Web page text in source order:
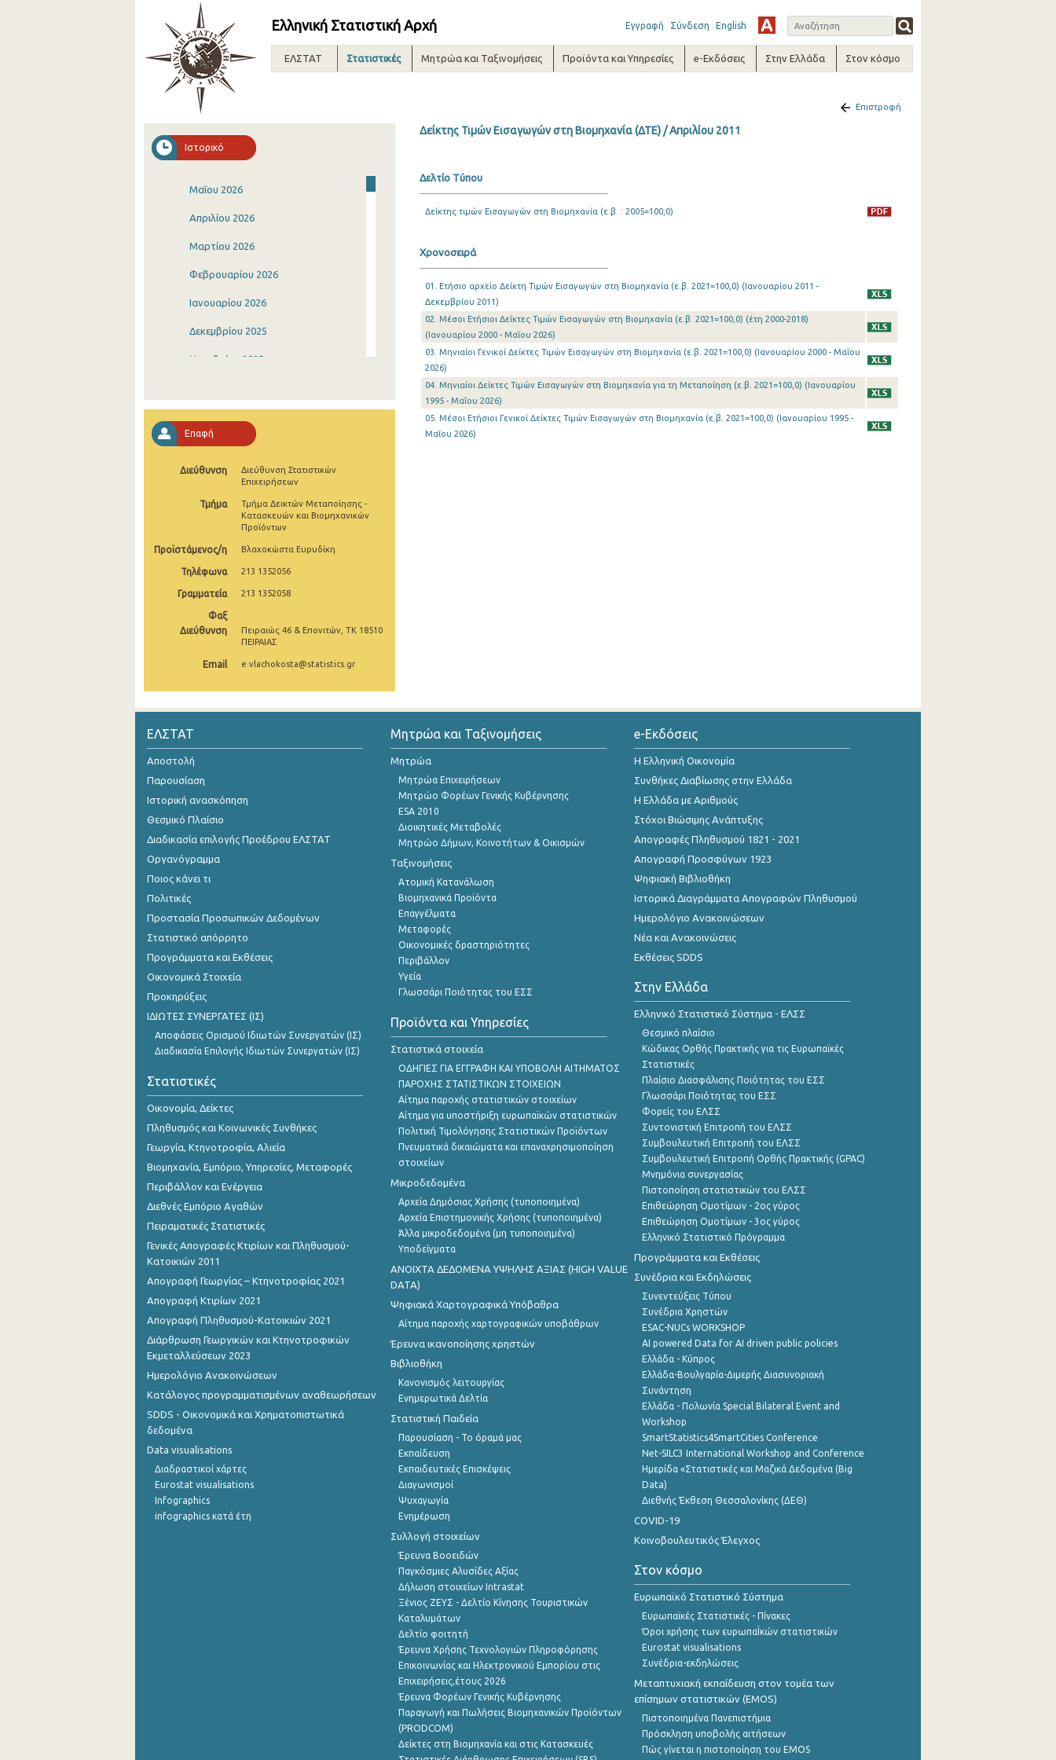
Ελληνική Στατιστική Αρχή Εγγραφή Σύνδεση English
ΕΛΣΤΑΤ Στατιστικές Μητρώα και Ταξινομήσεις Προϊόντα και Υπηρεσίες e-Εκδόσεις Στην Ελλάδα Στον κόσμο
Ιστορικό
Μαΐου 2026
Απριλίου 2026
Μαρτίου 2026
Φεβρουαρίου 2026
Ιανουαρίου 2026
Δεκεμβρίου 2025
Νοεμβρίου 2025
Αυγούστου 2025
Ιουλίου 2025
Ιουνίου 2025
Μαΐου 2025
Απριλίου 2025
Φεβρουαρίου 2025
Ιανουαρίου 2025
Δεκεμβρίου 2024
Οκτωβρίου 2024
Σεπτεμβρίου 2024
Αυγούστου 2024
Ιουνίου 2024
Απριλίου 2024
Μαρτίου 2024
Φεβρουαρίου 2024
Ιανουαρίου 2024
Δεκεμβρίου 2023
Νοεμβρίου 2023
Σεπτεμβρίου 2023
Αυγούστου 2023
Ιουλίου 2023
Μαΐου 2023
Μαρτίου 2023
Ιανουαρίου 2023
Δεκεμβρίου 2022
Νοεμβρίου 2022
Σεπτεμβρίου 2022
Αυγούστου 2022
Ιουλίου 2022
Ιουνίου 2022
Επαφή
Διεύθυνση
Διεύθυνση Στατιστικών
Επιχειρήσεων
Τμήμα
Τμήμα Δεικτών Μεταποίησης -
Κατασκευών και Βιομηχανικών
Προϊόντων
Προϊστάμενος/η Βλαχοκώστα Ευρυδίκη
Τηλέφωνα 213 1352056
Γραμματεία 213 1352058
Φαξ
Διεύθυνση
Πειραιώς 46 & Επονιτών, ΤΚ 18510
ΠΕΙΡΑΙΑΣ
Email e.vlachokosta@statistics.gr
Επιστροφή
Δείκτης Τιμών Εισαγωγών στη Βιομηχανία (ΔΤΕ) / Απριλίου 2011
Δελτίο Τύπου
Δείκτης τιμών Εισαγωγών στη Βιομηχανία (ε.β. : 2005=100,0)
Χρονοσειρά
01. Ετήσιο αρχείο Δείκτη Τιμών Εισαγωγών στη Βιομηχανία (ε.β. 2021=100,0) (Ιανουαρίου 2011 -
Δεκεμβρίου 2011)
02. Μέσοι Ετήσιοι Δείκτες Τιμών Εισαγωγών στη Βιομηχανία (ε.β. 2021=100,0) (έτη 2000-2018)
(Ιανουαρίου 2000 - Μαΐου 2026)
03. Μηνιαίοι Γενικοί Δείκτες Τιμών Εισαγωγών στη Βιομηχανία (ε.β. 2021=100,0) (Ιανουαρίου 2000 - Μαΐου
2026)
04. Μηνιαίοι Δείκτες Τιμών Εισαγωγών στη Βιομηχανία για τη Μεταποίηση (ε.β. 2021=100,0) (Ιανουαρίου
1995 - Μαΐου 2026)
05. Μέσοι Ετήσιοι Γενικοί Δείκτες Τιμών Εισαγωγών στη Βιομηχανία (ε.β. 2021=100,0) (Ιανουαρίου 1995 -
Μαΐου 2026)
ΕΛΣΤΑΤ
Αποστολή
Παρουσίαση
Ιστορική ανασκόπηση
Θεσμικό Πλαίσιο
Διαδικασία επιλογής Προέδρου ΕΛΣΤΑΤ
Οργανόγραμμα
Ποιος κάνει τι
Πολιτικές
Προστασία Προσωπικών Δεδομένων
Στατιστικό απόρρητο
Προγράμματα και Εκθέσεις
Οικονομικά Στοιχεία
Προκηρύξεις
ΙΔΙΩΤΕΣ ΣΥΝΕΡΓΑΤΕΣ (ΙΣ)
Αποφάσεις Ορισμού Ιδιωτών Συνεργατών (ΙΣ)
Διαδικασία Επιλογής Ιδιωτών Συνεργατών (ΙΣ)
Στατιστικές
Οικονομία, Δείκτες
Πληθυσμός και Κοινωνικές Συνθήκες
Γεωργία, Κτηνοτροφία, Αλιεία
Βιομηχανία, Εμπόριο, Υπηρεσίες, Μεταφορές
Περιβάλλον και Ενέργεια
Διεθνές Εμπόριο Αγαθών
Πειραματικές Στατιστικές
Γενικές Απογραφές Κτιρίων και Πληθυσμού-
Κατοικιών 2011
Απογραφή Γεωργίας – Κτηνοτροφίας 2021
Απογραφή Κτιρίων 2021
Απογραφή Πληθυσμού-Κατοικιών 2021
Διάρθρωση Γεωργικών και Κτηνοτροφικών
Εκμεταλλεύσεων 2023
Ημερολόγιο Ανακοινώσεων
Κατάλογος προγραμματισμένων αναθεωρήσεων
SDDS - Οικονομικά και Χρηματοπιστωτικά
δεδομένα
Data visualisations
Διαδραστικοί χάρτες
Eurostat visualisations
Infographics
infographics κατά έτη
Μητρώα και Ταξινομήσεις
Μητρώα
Μητρώα Επιχειρήσεων
Μητρώο Φορέων Γενικής Κυβέρνησης
ESA 2010
Διοικητικές Μεταβολές
Μητρώο Δήμων, Κοινοτήτων & Οικισμών
Ταξινομήσεις
Ατομική Κατανάλωση
Βιομηχανικά Προϊόντα
Επαγγέλματα
Μεταφορές
Οικονομικές δραστηριότητες
Περιβάλλον
Υγεία
Γλωσσάρι Ποιότητας του ΕΣΣ
Προϊόντα και Υπηρεσίες
Στατιστικά στοιχεία
ΟΔΗΓΙΕΣ ΓΙΑ ΕΓΓΡΑΦΗ ΚΑΙ ΥΠΟΒΟΛΗ ΑΙΤΗΜΑΤΟΣ
ΠΑΡΟΧΗΣ ΣΤΑΤΙΣΤΙΚΩΝ ΣΤΟΙΧΕΙΩΝ
Αίτημα παροχής στατιστικών στοιχείων
Αίτημα για υποστήριξη ευρωπαϊκών στατιστικών
Πολιτική Τιμολόγησης Στατιστικών Προϊόντων
Πνευματικά δικαιώματα και επαναχρησιμοποίηση
στοιχείων
Μικροδεδομένα
Αρχεία Δημόσιας Χρήσης (τυποποιημένα)
Αρχεία Επιστημονικής Χρήσης (τυποποιημένα)
Άλλα μικροδεδομένα (μη τυποποιημένα)
Υποδείγματα
ANOIXTA ΔΕΔΟΜΕΝΑ ΥΨΗΛΗΣ ΑΞΙΑΣ (HIGH VALUE
DATA)
Ψηφιακά Χαρτογραφικά Υπόβαθρα
Αίτημα παροχής χαρτογραφικών υποβάθρων
Έρευνα ικανοποίησης χρηστών
Βιβλιοθήκη
Κανονισμός λειτουργίας
Ενημερωτικά Δελτία
Στατιστική Παιδεία
Παρουσίαση - Το όραμά μας
Εκπαίδευση
Εκπαιδευτικές Επισκέψεις
Διαγωνισμοί
Ψυχαγωγία
Ενημέρωση
Συλλογή στοιχείων
Έρευνα Βοοειδών
Παγκόσμιες Αλυσίδες Αξίας
Δήλωση στοιχείων Intrastat
Ξένιος ΖΕΥΣ - Δελτίο Κίνησης Τουριστικών
Καταλυμάτων
Δελτίο φοιτητή
Έρευνα Χρήσης Τεχνολογιών Πληροφόρησης
Επικοινωνίας και Ηλεκτρονικού Εμπορίου στις
Επιχειρήσεις,έτους 2026
Έρευνα Φορέων Γενικής Κυβέρνησης
Παραγωγή και Πωλήσεις Βιομηχανικών Προϊόντων
(PRODCOM)
Δείκτες στη Βιομηχανία και στις Κατασκευές
e-Εκδόσεις
Η Ελληνική Οικονομία
Συνθήκες Διαβίωσης στην Ελλάδα
Η Ελλάδα με Αριθμούς
Στόχοι Βιώσιμης Ανάπτυξης
Απογραφές Πληθυσμού 1821 - 2021
Απογραφή Προσφύγων 1923
Ψηφιακή Βιβλιοθήκη
Ιστορικά Διαγράμματα Απογραφών Πληθυσμού
Ημερολόγιο Ανακοινώσεων
Νέα και Ανακοινώσεις
Εκθέσεις SDDS
Στην Ελλάδα
Ελληνικό Στατιστικό Σύστημα - ΕΛΣΣ
Θεσμικό πλαίσιο
Κώδικας Ορθής Πρακτικής για τις Ευρωπαϊκές
Στατιστικές
Πλαίσιο Διασφάλισης Ποιότητας του ΕΣΣ
Γλωσσάρι Ποιότητας του ΕΣΣ
Φορείς του ΕΛΣΣ
Συντονιστική Επιτροπή του ΕΛΣΣ
Συμβουλευτική Επιτροπή του ΕΛΣΣ
Συμβουλευτική Επιτροπή Ορθής Πρακτικής (GPAC)
Μνημόνια συνεργασίας
Πιστοποίηση στατιστικών του ΕΛΣΣ
Επιθεώρηση Ομοτίμων - 2ος γύρος
Επιθεώρηση Ομοτίμων - 3ος γύρος
Ελληνικό Στατιστικό Πρόγραμμα
Προγράμματα και Εκθέσεις
Συνέδρια και Εκδηλώσεις
Συνεντεύξεις Τύπου
Συνέδρια Χρηστών
ESAC-NUCs WORKSHOP
AI powered Data for AI driven public policies
Ελλάδα - Κύπρος
Ελλάδα-Βουλγαρία-Διμερής Διασυνοριακή
Συνάντηση
Ελλάδα - Πολωνία Special Bilateral Event and
Workshop
SmartStatistics4SmartCities Conference
Net-SILC3 International Workshop and Conference
Ημερίδα «Στατιστικές και Μαζικά Δεδομένα (Big
Data)
Διεθνής Έκθεση Θεσσαλονίκης (ΔΕΘ)
COVID-19
Κοινοβουλευτικός Έλεγχος
Στον κόσμο
Ευρωπαϊκό Στατιστικό Σύστημα
Ευρωπαϊκές Στατιστικές - Πίνακες
Όροι χρήσης των ευρωπαΪκών στατιστικών
Eurostat visualisations
Συνέδρια-εκδηλώσεις
Μεταπτυχιακή εκπαίδευση στον τομέα των
επίσημων στατιστικών (EMOS)
Πιστοποιημένα Πανεπιστήμια
Πρόσκληση υποβολής αιτήσεων
Πώς γίνεται η πιστοποίηση του EMOS